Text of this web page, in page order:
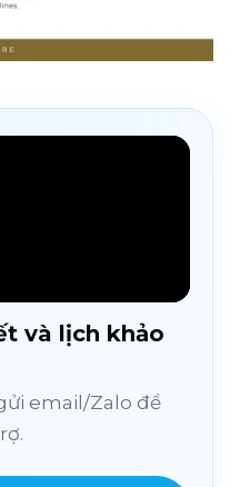
và lịch khảo
email/Zalo để